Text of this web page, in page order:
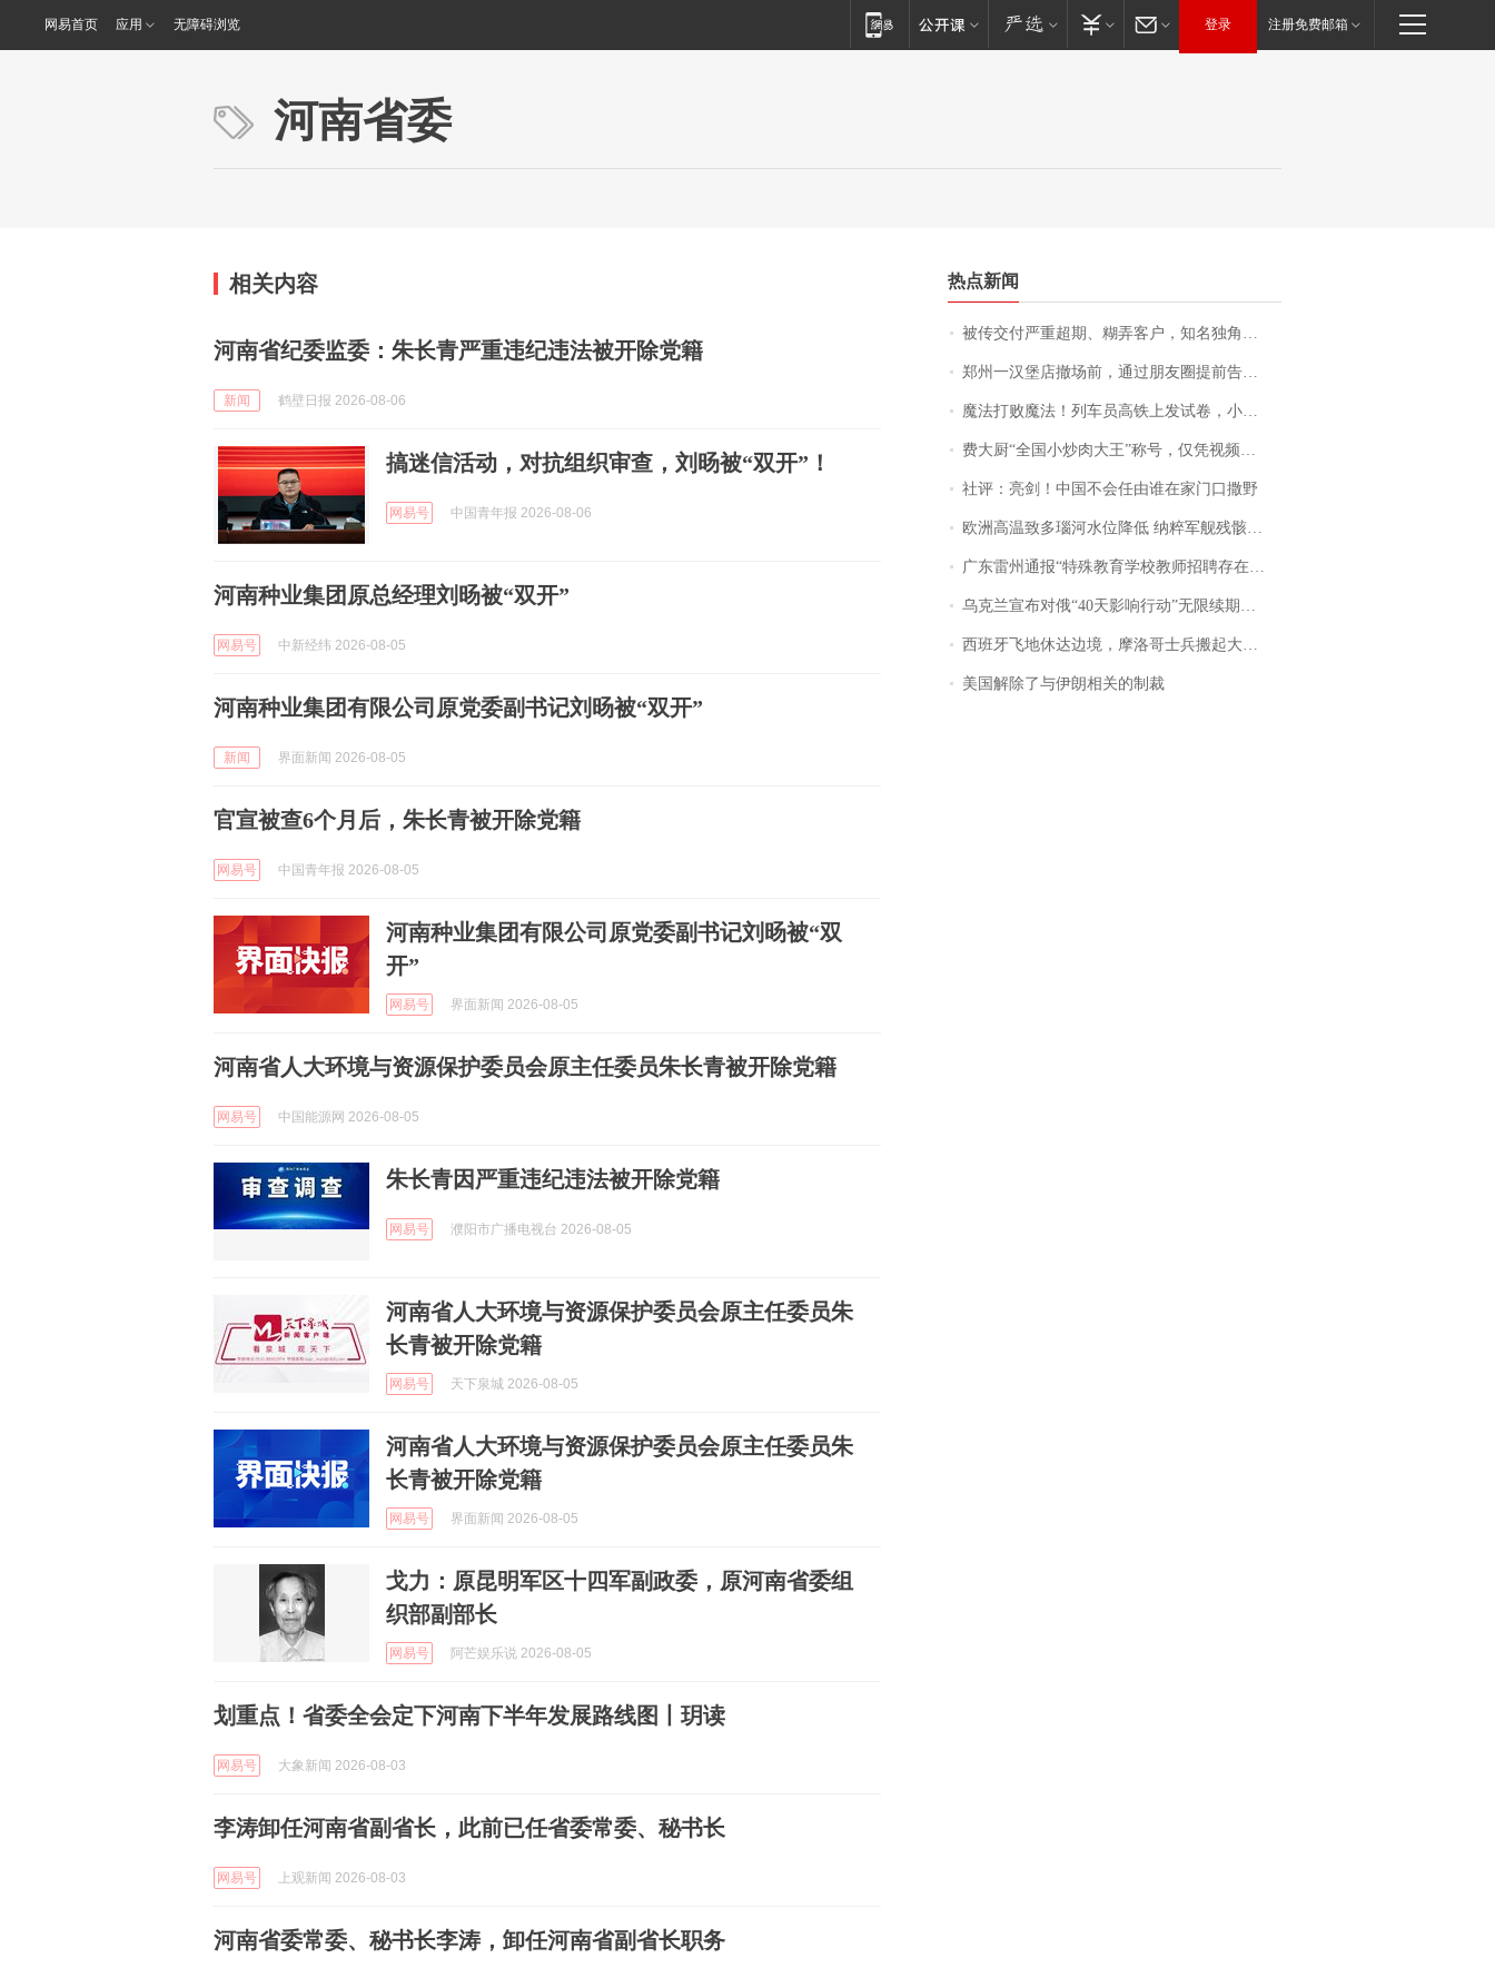
网易首页 应用 无障碍浏览 登录 注册免费邮箱
河南省委
相关内容
河南省纪委监委：朱长青严重违纪违法被开除党籍
新闻 鹤壁日报 2026-08-06
搞迷信活动，对抗组织审查，刘旸被“双开”！
网易号 中国青年报 2026-08-06
河南种业集团原总经理刘旸被“双开”
网易号 中新经纬 2026-08-05
河南种业集团有限公司原党委副书记刘旸被“双开”
新闻 界面新闻 2026-08-05
官宣被查6个月后，朱长青被开除党籍
网易号 中国青年报 2026-08-05
河南种业集团有限公司原党委副书记刘旸被“双
开”
网易号 界面新闻 2026-08-05
河南省人大环境与资源保护委员会原主任委员朱长青被开除党籍
网易号 中国能源网 2026-08-05
朱长青因严重违纪违法被开除党籍
网易号 濮阳市广播电视台 2026-08-05
河南省人大环境与资源保护委员会原主任委员朱
长青被开除党籍
网易号 天下泉城 2026-08-05
河南省人大环境与资源保护委员会原主任委员朱
长青被开除党籍
网易号 界面新闻 2026-08-05
戈力：原昆明军区十四军副政委，原河南省委组
织部副部长
网易号 阿芒娱乐说 2026-08-05
划重点！省委全会定下河南下半年发展路线图丨玥读
网易号 大象新闻 2026-08-03
李涛卸任河南省副省长，此前已任省委常委、秘书长
网易号 上观新闻 2026-08-03
河南省委常委、秘书长李涛，卸任河南省副省长职务
热点新闻
被传交付严重超期、糊弄客户，知名独角兽车企创始人回应：都没证据，将依法采取措施，“本人长期与美国交管局保持沟通，对方表示肯定”
郑州一汉堡店撤场前，通过朋友圈提前告知逐一退费，有顾客仅剩1元也全被退回，分文不少；顾客：言而有信，让人感动
魔法打败魔法！列车员高铁上发试卷，小朋友一秒静音，12306回应：列车员个人行为，不是铁路规定
费大厨“全国小炒肉大王”称号，仅凭视频评出？中国烹饪协会回应
社评：亮剑！中国不会任由谁在家门口撒野
欧洲高温致多瑙河水位降低 纳粹军舰残骸重见天日
广东雷州通报“特殊教育学校教师招聘存在违规行为”：已启动问责程序 副校长被停职
乌克兰宣布对俄“40天影响行动”无限续期，7月两国对轰数据均创纪录
西班牙飞地休达边境，摩洛哥士兵搬起大石块投向移民引争议，此前一天内数万人从摩洛哥涌入西班牙
美国解除了与伊朗相关的制裁